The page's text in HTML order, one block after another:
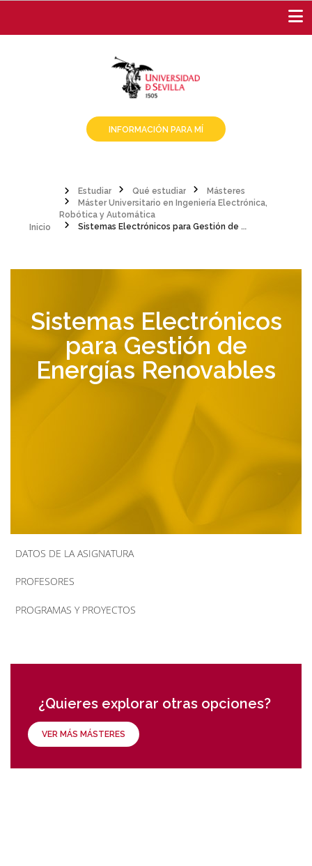
contenido
INFORMACIÓN PARA MÍ
Sobrescribir
enlaces
a
la
navegación
Estudiar Qué estudiar
Másteres
Máster Universitario en Ingeniería Electrónica,
Robótica y Automática
Sistemas Electrónicos para Gestión de Energías Renovables
Sistemas Electrónicos
para Gestión de
Energías Renovables
DATOS DE LA ASIGNATURA
PROFESORES
PROGRAMAS Y PROYECTOS
¿Quieres explorar otras opciones?
VER MÁS MÁSTERES